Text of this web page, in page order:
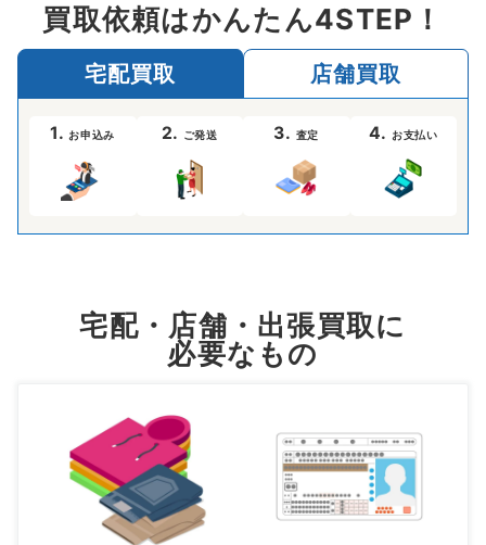
買取依頼はかんたん4STEP！
宅配買取 店舗買取
1.お申込み 2. ご発送 3. 査定 4. お支払い
宅配・店舗・出張買取に
必要なもの